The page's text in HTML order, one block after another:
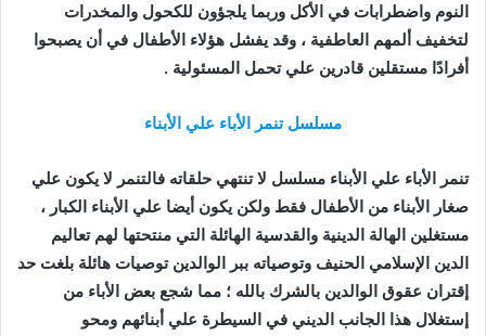
النوم واضطرابات في الأكل وربما يلجؤون للكحول والمخدرات
لتخفيف ألمهم العاطفية ، وقد يفشل هؤلاء الأطفال في أن يصبحوا
أفرادًا مستقلين قادرين علي تحمل المسئولية .
مسلسل تنمر الأباء علي الأبناء
تنمر الأباء علي الأبناء مسلسل لا تنتهي حلقاته فالتنمر لا يكون علي
صغار الأبناء من الأطفال فقط ولكن يكون أيضا علي الأبناء الكبار ،
مستغلين الهالة الدينية والقدسية الهائلة التي منتحتها لهم تعاليم
الدين الإسلامي الحنيف وتوصياته ببر الوالدين توصيات هائلة بلغت حد
إقتران عقوق الوالدين بالشرك بالله ؛ مما شجع بعض الأباء من
إستغلال هذا الجانب الديني في السيطرة علي أبنائهم ومحو